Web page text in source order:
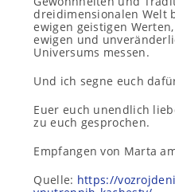
dreidimensionalen Welt
ewigen geistigen
ewigen und
Universums messen.
Und ich segne euch
Euer euch unendlich
zu euch gesprochen.
Empfangen von Marta
Quelle: https://